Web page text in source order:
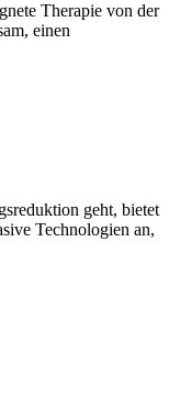
Therapie von der
einen
geht, bietet
Technologien an,